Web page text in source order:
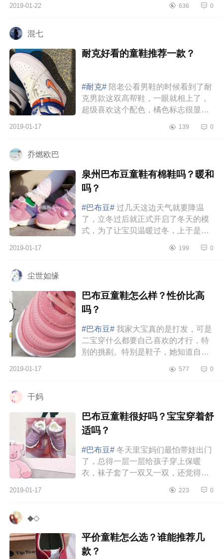
2019-01-22 636 0
混七
耐克好看的童鞋推荐一款？
#耐克# 陪老公看男鞋的时候看到了耐
克男款这双高帮鞋，一眼就相上了，
超级喜欢这个配色，橘色标志很显
没有这款，瞬间好失望。老公说一...
2019-01-17 139 0
乔燃欧巴
泉州巴布豆童鞋有棉鞋吗？暖和
吗？
#巴布豆# 过几天这边天气就要降温
了，立冬过后就正式开启了冬天的模
式，为了让宝贝温暖过冬，上于是各
一步都需要非常的用心挑选。挑选
2019-01-17 199 0
尘世如缘
巴布豆童鞋怎么样？性价比高
吗？
#巴布豆# 我家大宝真的是打发，可是
二宝穿什么都要自己喜欢的才行，特
别的挑剔。特别是鞋子，她知道自己
子。因为她特别好动，喜欢跑跑跳
2019-01-17 577 0
干妈
巴布豆童鞋很好吗？宝宝穿着舒
适吗？
#巴布豆# 冬天里宝妈们最怕带娃出门
了，总得一层一层给孩子穿上保暖
衣，袜子套了一双又一双，还觉得不
宝买冬鞋，挑了一家又一家，眼都
2019-01-17 223 0
◆◇
平价童鞋怎么选？谁能推荐几
款？